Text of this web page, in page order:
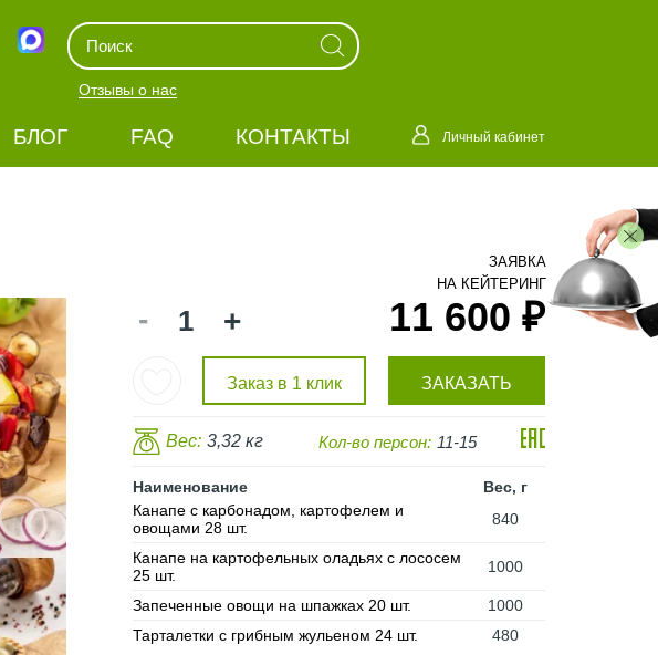
Отзывы о нас
БЛОГ FAQ КОНТАКТЫ Личный кабинет
- + 11 600 ₽
Заказ в 1 клик ЗАКАЗАТЬ
Вес: 3,32 кг Кол-во персон: 11-15
Наименование
Вес, г
Канапе с карбонадом, картофелем и
овощами 28 шт.
840
Канапе на картофельных оладьях с лососем
25 шт.
1000
Запеченные овощи на шпажках 20 шт.
1000
Тарталетки с грибным жульеном 24 шт.
480
ЗАЯВКА
НА КЕЙТЕРИНГ